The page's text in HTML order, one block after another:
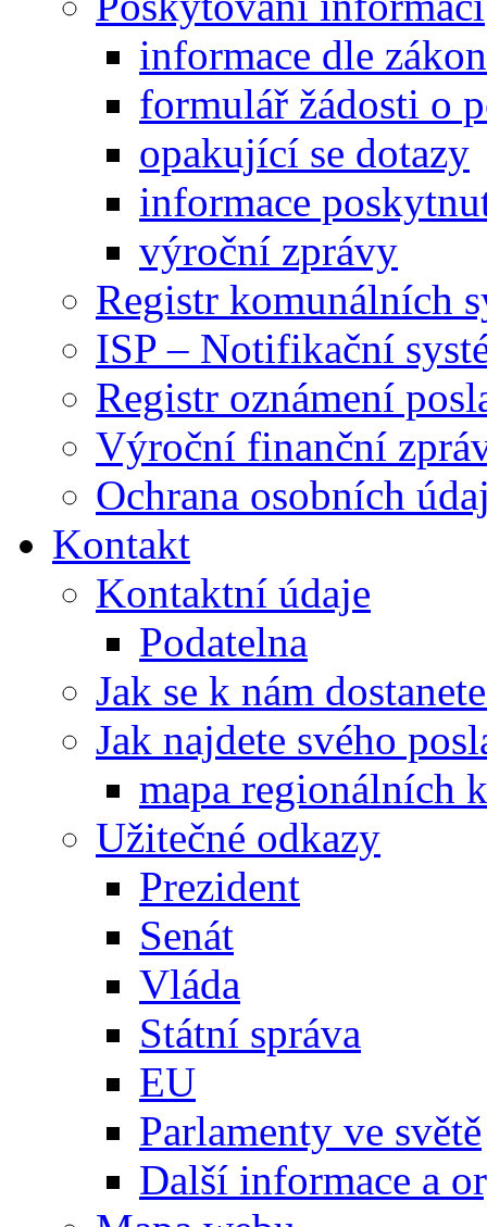
informace dle
formulář žádosti o
opakující se dotazy
informace
výroční zprávy
Registr komunálních
ISP – Notifikační
Registr oznámení
Výroční finanční
Ochrana osobních
Kontakt
Kontaktní údaje
Podatelna
Jak se k nám
Jak najdete svého
mapa regionálních
Užitečné odkazy
Prezident
Senát
Vláda
Státní správa
EU
Parlamenty ve světě
Další informace a